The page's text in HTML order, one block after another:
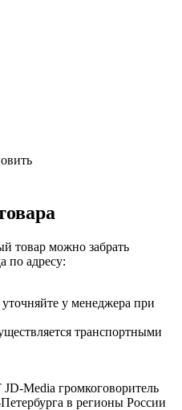
товар можно забрать
по адресу:
у менеджера при
транспортными
Media громкоговоритель
в регионы России